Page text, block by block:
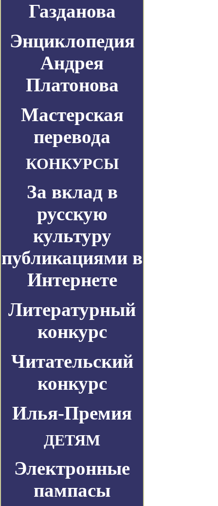
Газданова
Энциклопедия
Андрея
Платонова
Мастерская
перевода
КОНКУРСЫ
За вклад в
русскую
культуру
публикациями в
Интернете
Литературный
конкурс
Читательский
конкурс
Илья-Премия
ДЕТЯМ
Электронные
пампасы